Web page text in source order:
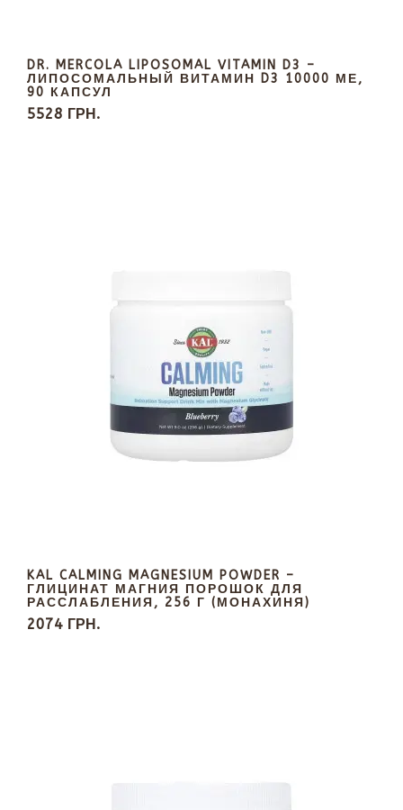
DR. MERCOLA LIPOSOMAL VITAMIN D3 –
ЛИПОСОМАЛЬНЫЙ ВИТАМИН D3 10000 МЕ,
90 КАПСУЛ
5528 ГРН.
KAL CALMING MAGNESIUM POWDER –
ГЛИЦИНАТ МАГНИЯ ПОРОШОК ДЛЯ
РАССЛАБЛЕНИЯ, 256 Г (МОНАХИНЯ)
2074 ГРН.